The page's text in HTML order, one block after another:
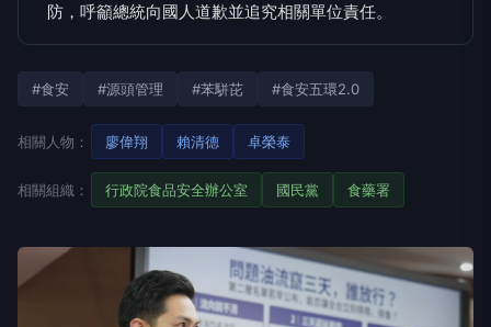
防，呼籲總統向國人道歉並追究相關單位責任。
#食安 #源頭管理 #苯駢芘 #食安五環2.0
相關人物： 廖偉翔 賴清德 卓榮泰
相關組織： 行政院食品安全辦公室 國民黨 食藥署